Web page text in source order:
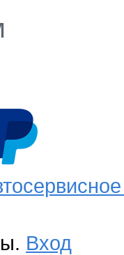
Вход